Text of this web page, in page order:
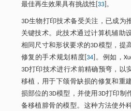
最佳再生效果具有挑战性[ 33]。
3D生物打印技术备受关注，已成为
关键技术。此技术通过计算机辅助
相同尺寸和形状要求的3D模型，提
修复的手术规划精度[ 34 ]。例如，
3D打印技术进行术前精确预弯，以
移植，用于下颌骨缺损的修复和重
损部位的3D模型，并使用3D打印制
备移植腓骨的模型。这种方法使外